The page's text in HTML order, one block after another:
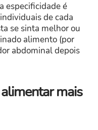
especificidade é
de cada
se sinta melhor ou
alimento (por
abdominal depois
mais